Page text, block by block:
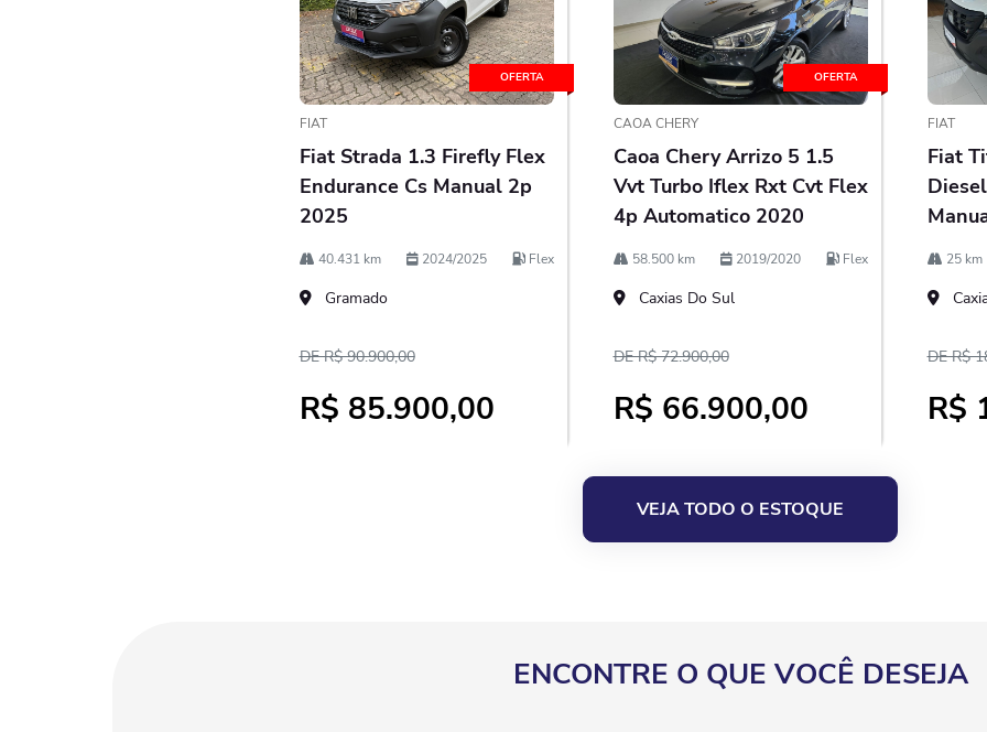
OFERTA
FIAT
Fiat Strada 1.3 Firefly Flex
Endurance Cs Manual 2p
2025
40.431 km 2024/2025 Flex
Gramado
DE R$ 90.900,00
R$ 85.900,00
OFERTA
CAOA CHERY
Caoa Chery Arrizo 5 1.5
Vvt Turbo Iflex Rxt Cvt Flex
4p Automatico 2020
58.500 km 2019/2020 Flex
Caxias Do Sul
DE R$ 72.900,00
R$ 66.900,00
FIAT
Fiat
25 km
DE R$
R$
VEJA TODO O ESTOQUE
ENCONTRE O QUE VOCÊ DESEJA